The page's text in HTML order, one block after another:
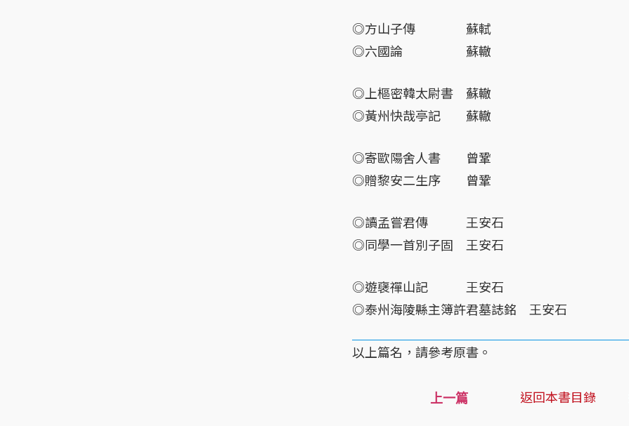
◎方山子傳 蘇軾
◎六國論 蘇轍
◎上樞密韓太尉書 蘇轍
◎黃州快哉亭記 蘇轍
◎寄歐陽舍人書 曾鞏
◎贈黎安二生序 曾鞏
◎讀孟嘗君傳 王安石
◎同學一首別子固 王安石
◎遊襃禪山記 王安石
◎泰州海陵縣主簿許君墓誌銘 王安石
以上篇名，請參考原書。
上一篇 返回本書目錄